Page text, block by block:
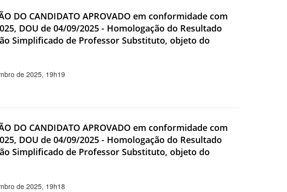
DO CANDIDATO APROVADO em conformidade com
DOU de 04/09/2025 - Homologação do Resultado
Simplificado de Professor Substituto, objeto do
de 2025, 19h19
DO CANDIDATO APROVADO em conformidade com
DOU de 04/09/2025 - Homologação do Resultado
Simplificado de Professor Substituto, objeto do
de 2025, 19h18